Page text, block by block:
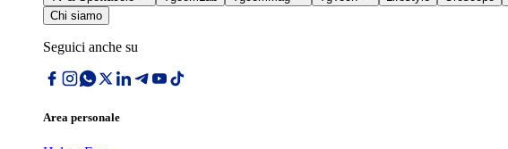
Chi siamo
Seguici anche su
Area personale